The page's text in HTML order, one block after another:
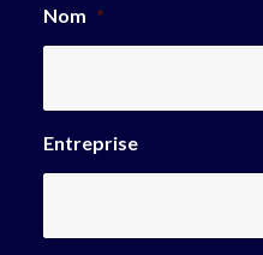
Nom *
Entreprise